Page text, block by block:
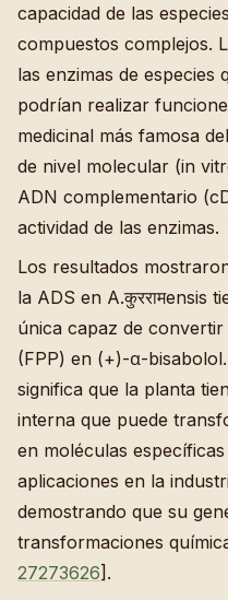
capacidad de las
compuestos complejos.
las enzimas de especies
podrían realizar
medicinal más famosa
de nivel molecular (in
ADN complementario
actividad de las enzimas.
Los resultados
la ADS en A.कुररामensis
única capaz de
(FPP) en (+)-α-
significa que la planta
interna que puede
en moléculas
aplicaciones en la
demostrando que su
transformaciones
27273626].